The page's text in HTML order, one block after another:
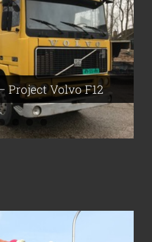
Project Volvo F12
– Spijk
Project Volvo F88
– Projekt Scania
– Project Bedford